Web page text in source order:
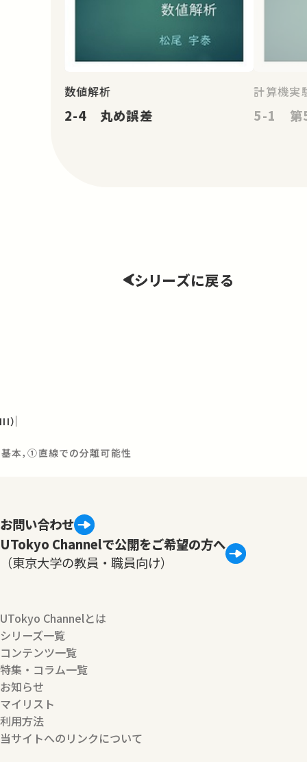
数値解析
2-4 丸め誤差
計算機実
5-1 第
シリーズに戻る
）
本，①直線での分離可能性
お問い合わせ
UTokyo Channelで公開をご希望の方へ
（東京大学の教員・職員向け）
UTokyo Channelとは
シリーズ一覧
コンテンツ一覧
特集・コラム一覧
お知らせ
マイリスト
利用方法
当サイトへのリンクについて